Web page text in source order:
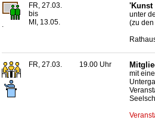
FR, 27.03.
bis
MI, 13.05.
'Kunst
unter
(zu
FR, 27.03. 19.00 Uhr
mit